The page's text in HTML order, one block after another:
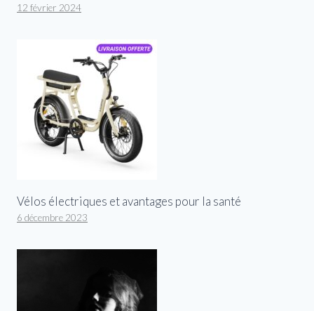
12 février 2024
Vélos électriques et avantages pour la santé
6 décembre 2023